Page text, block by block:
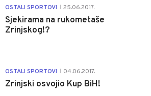
OSTALI SPORTOVI 25.06.2017.
Sjekirama na rukometaše
Zrinjskog!?
OSTALI SPORTOVI 04.06.2017.
Zrinjski osvojio Kup BiH!